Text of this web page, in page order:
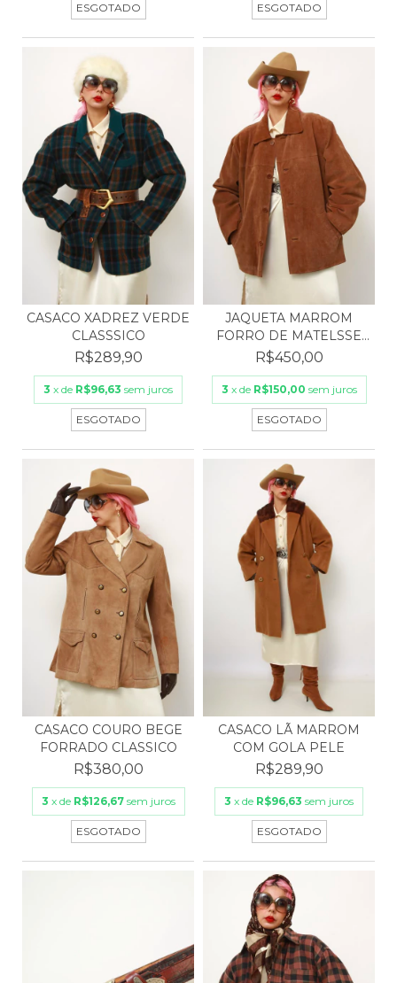
ESGOTADO ESGOTADO
CASACO XADREZ VERDE
CLASSSICO
R$289,90
3 x de R$96,63 sem juros
ESGOTADO
JAQUETA MARROM
FORRO DE MATELSSE
SAVILLE...
R$450,00
3 x de R$150,00 sem juros
ESGOTADO
CASACO COURO BEGE
FORRADO CLASSICO
R$380,00
3 x de R$126,67 sem juros
ESGOTADO
CASACO LÃ MARROM
COM GOLA PELE
R$289,90
3 x de R$96,63 sem juros
ESGOTADO